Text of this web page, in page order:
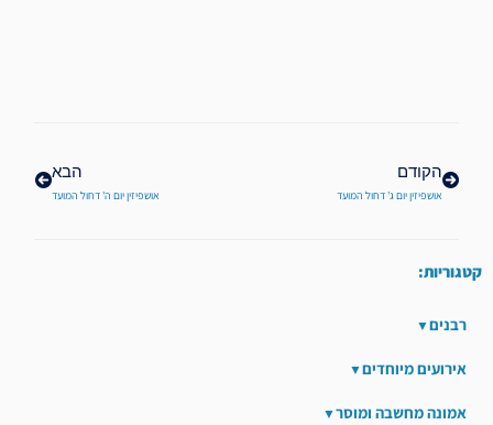
הקודם
אושפיזין יום ג' דחול המועד
הבא
אושפיזין יום ה' דחול המועד
קטגוריות:
רבנים
אירועים מיוחדים
אמונה מחשבה ומוסר